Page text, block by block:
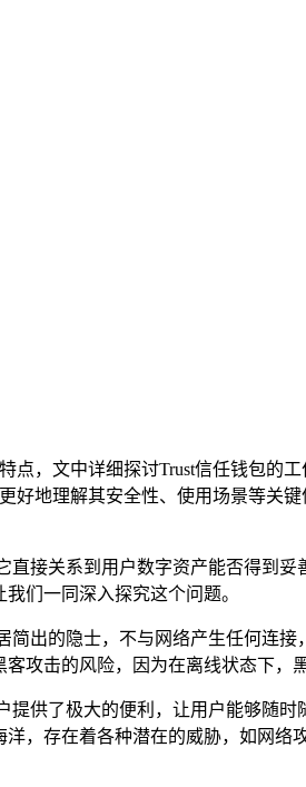
，文中详细探讨Trust信任钱包的
好地理解其安全性、使用场景等关
接关系到用户数字资产能否得到妥
我们一同深入探究这个问题。
出的隐士，不与网络产生任何连
攻击的风险，因为在离线状态下，
供了极大的便利，让用户能够随
，存在着各种潜在的威胁，如网络